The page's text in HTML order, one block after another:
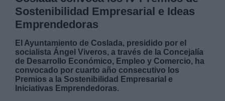
Sostenibilidad Empresarial e Ideas
Emprendedoras
El Ayuntamiento de Coslada, presidido por el
socialista Ángel Viveros, a través de la Concejalía
de Desarrollo Económico, Empleo y Comercio, ha
convocado por cuarto año consecutivo los
Premios a la Sostenibilidad Empresarial e
Iniciativas Emprendedoras.
Legitimación:
Destinatarios: